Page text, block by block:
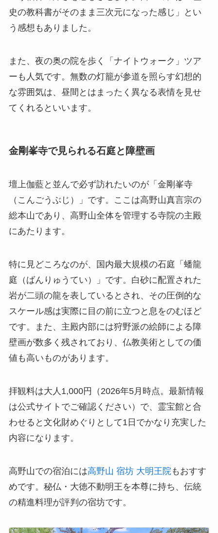
史の教科書がそのまま三次元になった感じ」とい
う感想もありました。
また、夜の奥の院を歩く「ナイトウォーク」ツア
ーも人気です。無数の灯籠が参道を照らす幻想的
な雰囲気は、昼間とはまったく異なる表情を見せ
てくれるといいます。
金剛峯寺で見られる石庭と障壁画
壇上伽藍と並んで必ず訪れたいのが「金剛峯寺
（こんごうぶじ）」です。ここは高野山真言宗の
総本山であり、高野山全体を管理する寺院の主殿
にあたります。
特に見どころなのが、国内最大規模の石庭「蟠龍
庭（ばんりゅうてい）」です。白砂に配置された
岩が二頭の龍を表しているとされ、その圧倒的な
スケール感は実際に目の前に立つと息をのむほど
です。また、主殿内部には狩野派の絵師による障
壁画が数多く残されており、仏教美術としての価
値も高いものがあります。
拝観料は大人1,000円（2026年5月時点。最新情報
は公式サイトでご確認ください）で、霊宝館と合
わせると文化財めぐりとして1日でかなり充実した
内容になります。
高野山での宿泊には高野山 宿坊 大明王院もおすす
めです。秘仏・大徳不動明王を本尊に持ち、伝統
の精進料理が評判の宿坊です。